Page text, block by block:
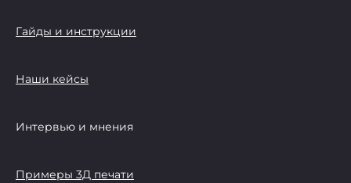
Гайды и инструкции
Наши кейсы
Интервью и мнения
Примеры 3Д печати